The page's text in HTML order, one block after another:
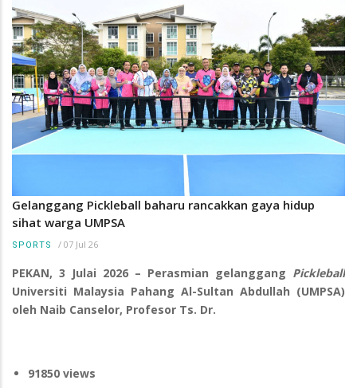
Gelanggang Pickleball baharu rancakkan gaya hidup
sihat warga UMPSA
SPORTS / 07 Jul 26
PEKAN, 3 Julai 2026 – Perasmian gelanggang Pickleball
Universiti Malaysia Pahang Al-Sultan Abdullah (UMPSA)
oleh Naib Canselor, Profesor Ts. Dr.
91850 views